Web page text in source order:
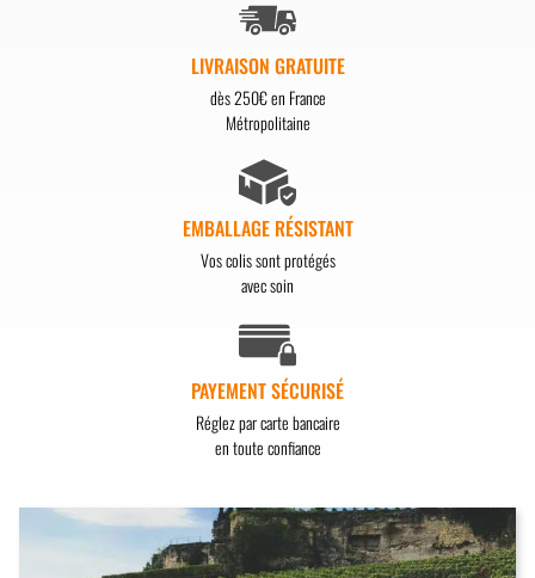
LIVRAISON GRATUITE
dès 250€ en France
Métropolitaine
EMBALLAGE RÉSISTANT
Vos colis sont protégés
avec soin
PAYEMENT SÉCURISÉ
Réglez par carte bancaire
en toute confiance